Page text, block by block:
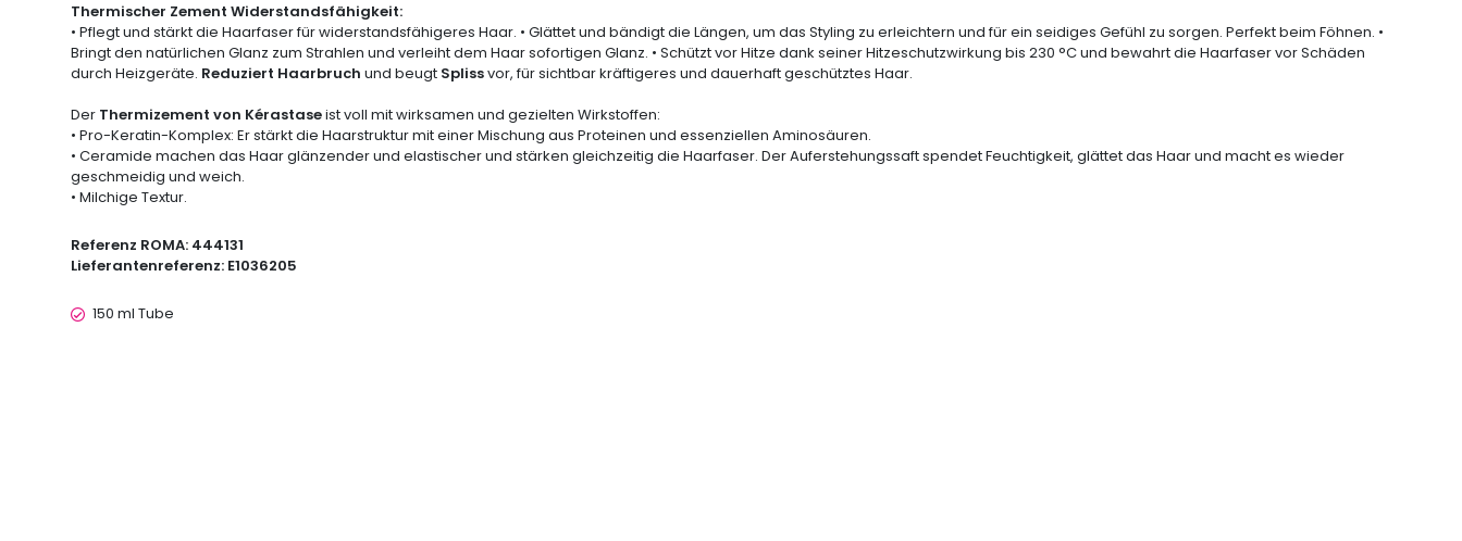
Thermischer Zement Widerstandsfähigkeit:
• Pflegt und stärkt die Haarfaser für widerstandsfähigeres Haar. • Glättet und bändigt die Längen, um das Styling zu erleichtern und für ein seidiges Gefühl zu sorgen. Perfekt beim Föhnen. •
Bringt den natürlichen Glanz zum Strahlen und verleiht dem Haar sofortigen Glanz. • Schützt vor Hitze dank seiner Hitzeschutzwirkung bis 230 °C und bewahrt die Haarfaser vor Schäden
durch Heizgeräte. Reduziert Haarbruch und beugt Splissvor, für sichtbar kräftigeres und dauerhaft geschütztes Haar.
Der Thermizement von Kérastaseist voll mit wirksamen und gezielten Wirkstoffen:
• Pro-Keratin-Komplex: Er stärkt die Haarstruktur mit einer Mischung aus Proteinen und essenziellen Aminosäuren.
• Ceramide machen das Haar glänzender und elastischer und stärken gleichzeitig die Haarfaser. Der Auferstehungssaft spendet Feuchtigkeit, glättet das Haar und macht es wieder
geschmeidig und weich.
• Milchige Textur.
Referenz ROMA: 444131
Lieferantenreferenz: E1036205
150 ml Tube